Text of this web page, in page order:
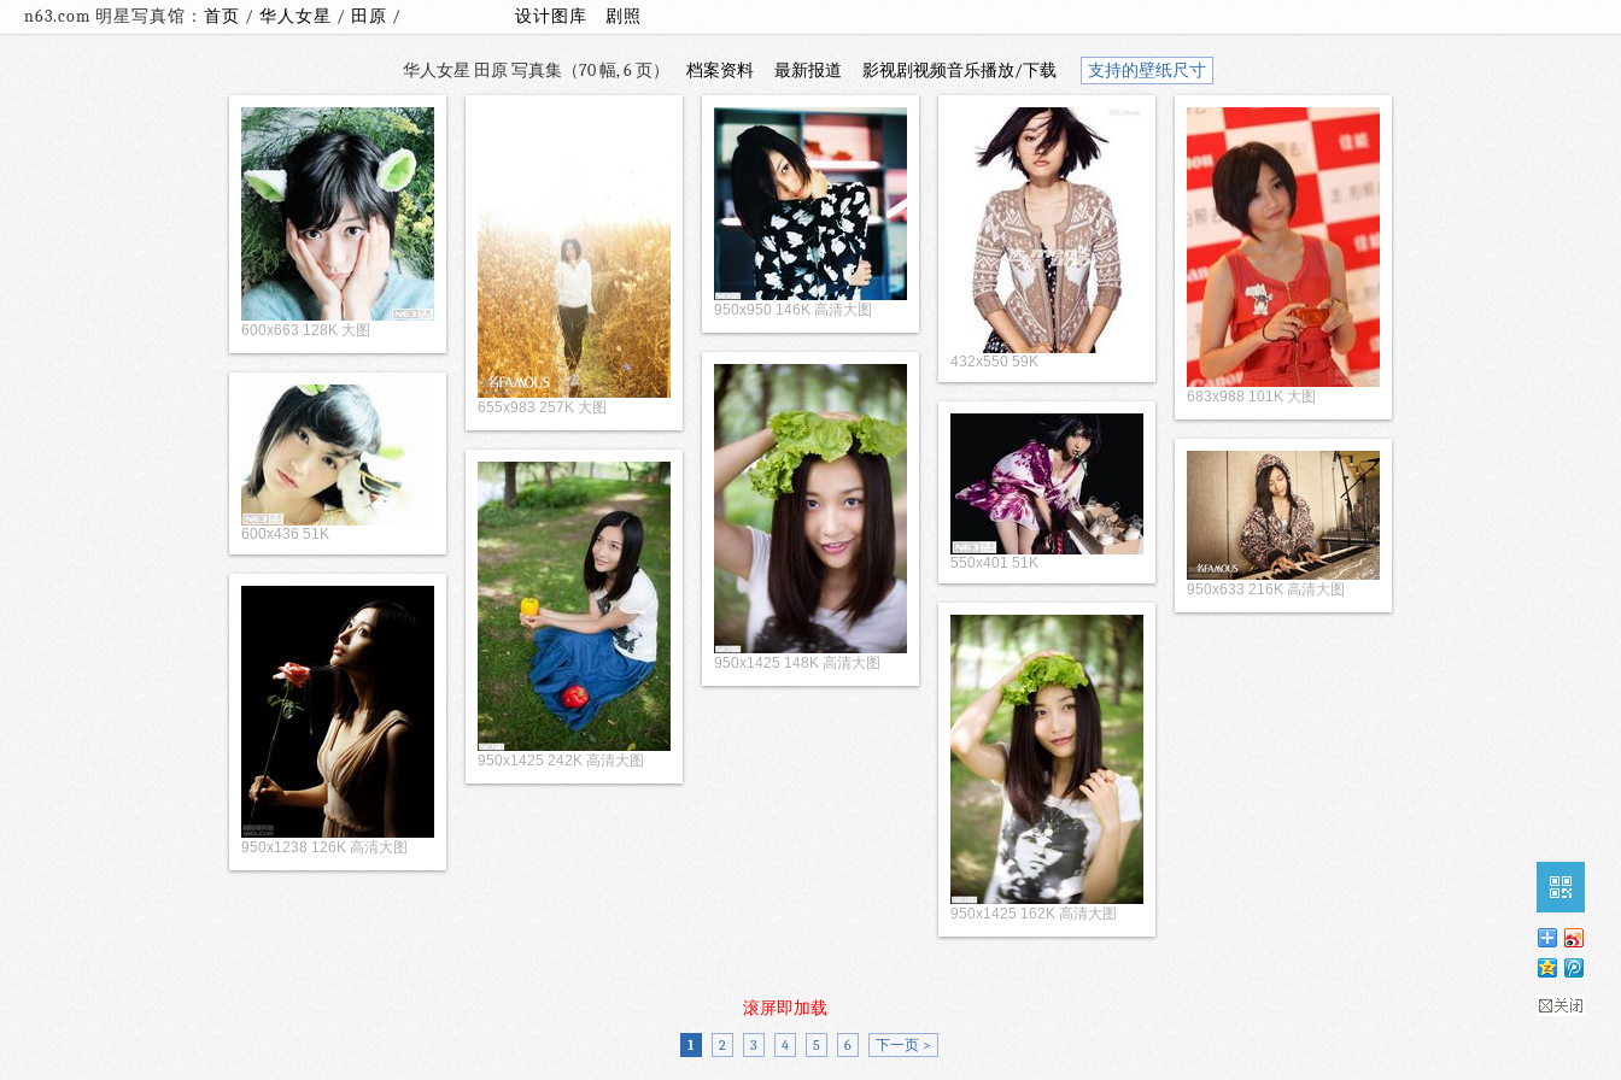
n63.com 明星写真馆： 首页 / 华人女星 / 田原 / 设计图库 剧照
华人女星 田原 写真集（70 幅, 6 页） 档案资料 最新报道 影视剧视频音乐播放/下载 支持的壁纸尺寸
600x663 128K 大图
655x983 257K 大图
950x950 146K 高清大图
432x550 59K
683x988 101K 大图
950x1425 148K 高清大图
600x436 51K
550x401 51K
950x633 216K 高清大图
950x1425 242K 高清大图
950x1238 126K 高清大图
950x1425 162K 高清大图
滚屏即加载
1 2 3 4 5 6 下一页 >